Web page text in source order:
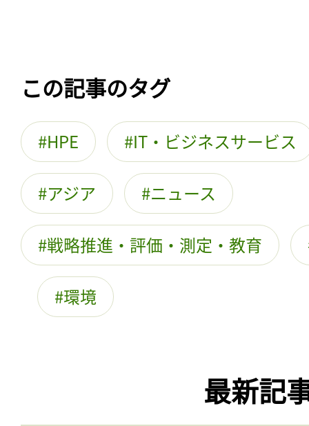
この記事のタグ
HPE IT・ビジネスサービス
アジア ニュース
戦略推進・評価・測定・教育
環境
最新記